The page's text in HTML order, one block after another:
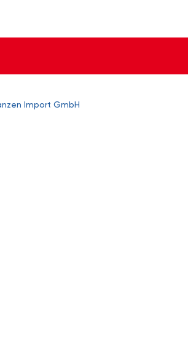
Import GmbH